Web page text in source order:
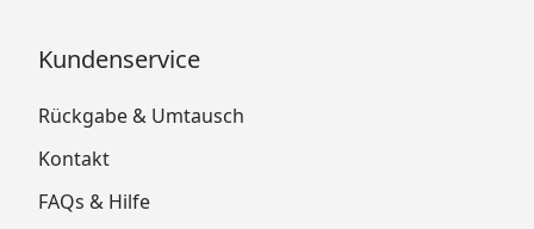
Kundenservice
Rückgabe & Umtausch
Kontakt
FAQs & Hilfe